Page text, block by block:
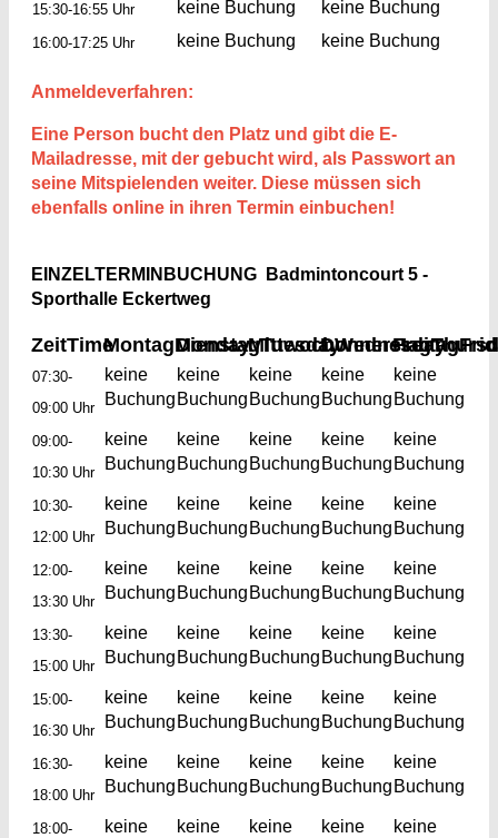
15:30-16:55 Uhr keine Buchung keine Buchung
16:00-17:25 Uhr keine Buchung keine Buchung
Anmeldeverfahren:
Eine Person bucht den Platz und gibt die E-
Mailadresse, mit der gebucht wird, als Passwort an
seine Mitspielenden weiter. Diese müssen sich
ebenfalls online in ihren Termin einbuchen!
EINZELTERMINBUCHUNG Badmintoncourt 5 -
Sporthalle Eckertweg
ZeitTimeMontagMonday
DienstagTuesday
MittwochWednesday
Donnerstag
Freitag
07:30-
09:00 Uhr
keine
Buchung
keine
Buchung
keine
Buchung
keine
Buchung
keine
Buchung
09:00-
10:30 Uhr
keine
Buchung
keine
Buchung
keine
Buchung
keine
Buchung
keine
Buchung
10:30-
12:00 Uhr
keine
Buchung
keine
Buchung
keine
Buchung
keine
Buchung
keine
Buchung
12:00-
13:30 Uhr
keine
Buchung
keine
Buchung
keine
Buchung
keine
Buchung
keine
Buchung
13:30-
15:00 Uhr
keine
Buchung
keine
Buchung
keine
Buchung
keine
Buchung
keine
Buchung
15:00-
16:30 Uhr
keine
Buchung
keine
Buchung
keine
Buchung
keine
Buchung
keine
Buchung
16:30-
18:00 Uhr
keine
Buchung
keine
Buchung
keine
Buchung
keine
Buchung
keine
Buchung
18:00-
keine
keine
keine
keine
keine